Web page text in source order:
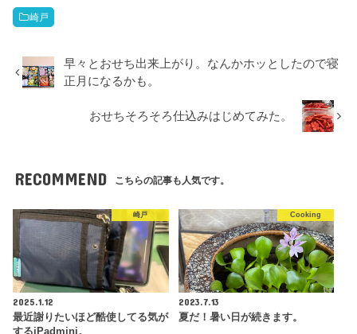
崎戸
早々とおせち出来上がり。なんかホッとしたので寝
正月になるかも。
おせちそろそろ仕込みはじめてみた。
RECOMMEND こちらの記事も人気です。
崎戸
2025.1.12
最近謝りたいほど酷使してる気が
Cooking
2023.7.13
夏だ！暑い日が続きます。